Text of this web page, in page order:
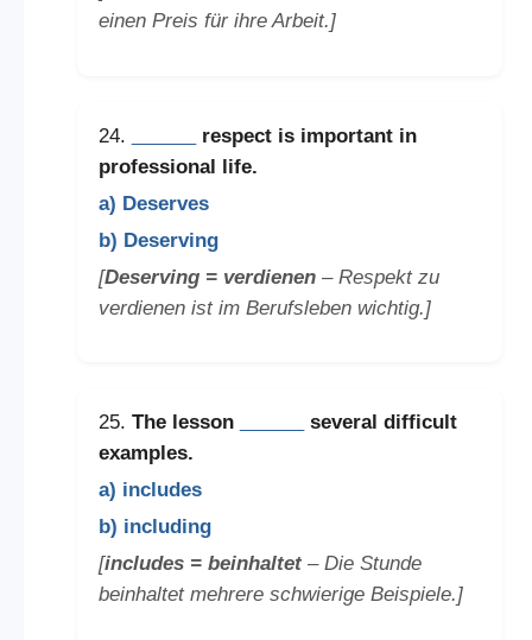
einen Preis für ihre Arbeit.]
24.
respect is important in
professional life.
a) Deserves
b) Deserving
[Deserving = verdienen– Respekt zu
verdienen ist im Berufsleben wichtig.]
25. The lesson
several difficult
examples.
a) includes
b) including
[includes = beinhaltet– Die Stunde
beinhaltet mehrere schwierige Beispiele.]